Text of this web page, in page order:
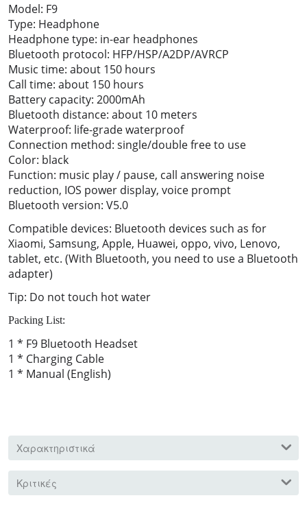
Model: F9
Type: Headphone
Headphone type: in-ear headphones
Bluetooth protocol: HFP/HSP/A2DP/AVRCP
Music time: about 150 hours
Call time: about 150 hours
Battery capacity: 2000mAh
Bluetooth distance: about 10 meters
Waterproof: life-grade waterproof
Connection method: single/double free to use
Color: black
Function: music play / pause, call answering noise
reduction, IOS power display, voice prompt
Bluetooth version: V5.0
Compatible devices: Bluetooth devices such as for
Xiaomi, Samsung, Apple, Huawei, oppo, vivo, Lenovo,
tablet, etc. (With Bluetooth, you need to use a Bluetooth
adapter)
Tip: Do not touch hot water
Packing List:
1 * F9 Bluetooth Headset
1 * Charging Cable
1 * Manual (English)
Χαρακτηριστικά
Κριτικές